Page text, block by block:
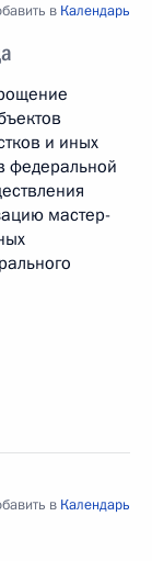
в Календарь
и иных
федеральной
мастер-
в Календарь